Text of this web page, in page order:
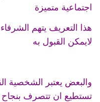
اجتماعية متميزة
هذا التعريف يتهم
لايمكن القبول به
والبعض يعتبر الشخصية
تستطيع ان تتصرف بنجاح